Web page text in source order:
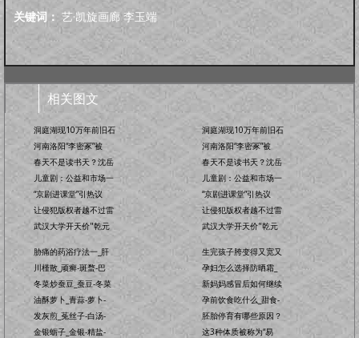
关键词： 艺·凯旋画廊 李玉端
相关图文
洞庭湖现10万年前旧石
河南洛阳“李密冢”被
春天不是读书天？沈岳
儿童剧：公益和市场一
“京剧进课堂”引热议
让侵犯版权者越不过雷
武汉大学开天价"乾元
洞庭湖现10万年前旧石
河南洛阳“李密冢”被
春天不是读书天？沈岳
儿童剧：公益和市场一
“京剧进课堂”引热议
让侵犯版权者越不过雷
武汉大学开天价"乾元
胁痛的药浴疗法一_肝
川槿散_顽癣-斑蝥-巴
冬菜炒蚕豆_蚕豆-冬菜
油酥萝卜_青蒜-萝卜-
发灰煎_菟丝子-白汤-
金银蛎子_金银-精盐-
生完孩子胯变得又宽又
孕妇怎么选择防晒霜_
新妈妈感冒后如何继续
孕前饮食吃什么_甜食-
胚胎停育有哪些原因？
这3种体质被称为“易